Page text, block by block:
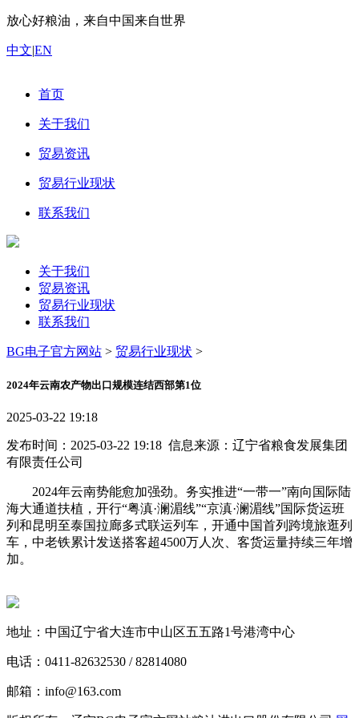
放心好粮油，来自中国来自世界
中文|EN
首页
关于我们
贸易资讯
贸易行业现状
联系我们
关于我们
贸易资讯
贸易行业现状
联系我们
BG电子官方网站 > 贸易行业现状 >
2024年云南农产物出口规模连结西部第1位
2025-03-22 19:18
发布时间：2025-03-22 19:18 信息来源：辽宁省粮食发展集团
有限责任公司
2024年云南势能愈加强劲。务实推进“一带一”南向国际陆
海大通道扶植，开行“粤滇·澜湄线”“京滇·澜湄线”国际货运班
列和昆明至泰国拉廊多式联运列车，开通中国首列跨境旅逛列
车，中老铁累计发送搭客超4500万人次、客货运量持续三年增
加。
地址：中国辽宁省大连市中山区五五路1号港湾中心
电话：0411-82632530 / 82814080
邮箱：info@163.com